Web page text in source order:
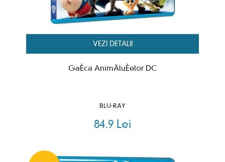
VEZI DETALII
GaÈca AnimÄluÈelor DC
BLU-RAY
84.9 Lei